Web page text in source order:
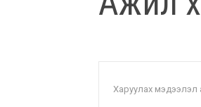
Харуулах мэдээлэл